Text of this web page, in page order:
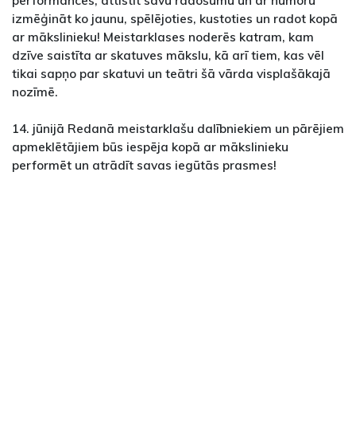
izmēģināt ko jaunu, spēlējoties, kustoties un radot kopā
ar mākslinieku! Meistarklases noderēs katram, kam
dzīve saistīta ar skatuves mākslu, kā arī tiem, kas vēl
tikai sapņo par skatuvi un teātri šā vārda visplašākajā
nozīmē.
14. jūnijā Redanā meistarklašu dalībniekiem un pārējiem
apmeklētājiem būs iespēja kopā ar mākslinieku
performēt un atrādīt savas iegūtās prasmes!